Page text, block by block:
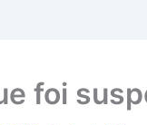
foi